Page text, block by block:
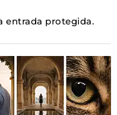
entrada protegida.